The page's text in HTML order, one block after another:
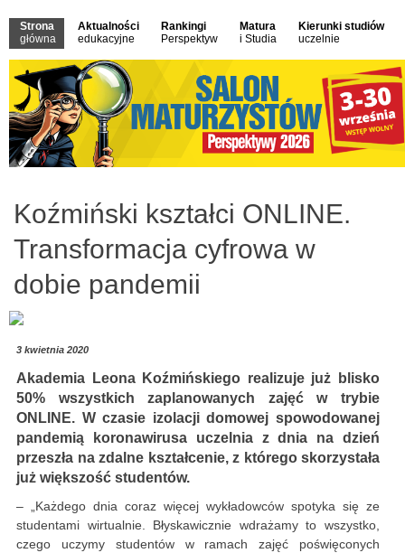
Strona
główna
Aktualności
edukacyjne
Rankingi
Perspektyw
Matura
i Studia
Kierunki studiów
uczelnie
Koźmiński kształci ONLINE.
Transformacja cyfrowa w
dobie pandemii
3 kwietnia 2020
Akademia Leona Koźmińskiego realizuje już blisko
50% wszystkich zaplanowanych zajęć w trybie
ONLINE. W czasie izolacji domowej spowodowanej
pandemią koronawirusa uczelnia z dnia na dzień
przeszła na zdalne kształcenie, z którego skorzystała
już większość studentów.
– „Każdego dnia coraz więcej wykładowców spotyka się ze
studentami wirtualnie. Błyskawicznie wdrażamy to wszystko,
czego uczymy studentów w ramach zajęć poświęconych